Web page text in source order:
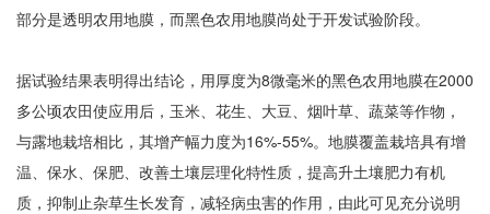
部分是透明农用地膜，而黑色农用地膜尚处于开发试验阶段。
据试验结果表明得出结论，用厚度为8微毫米的黑色农用地膜在2000
多公顷农田使应用后，玉米、花生、大豆、烟叶草、蔬菜等作物，
与露地栽培相比，其增产幅力度为16%-55%。地膜覆盖栽培具有增
温、保水、保肥、改善土壤层理化特性质，提高升土壤肥力有机
质，抑制止杂草生长发育，减轻病虫害的作用，由此可见充分说明